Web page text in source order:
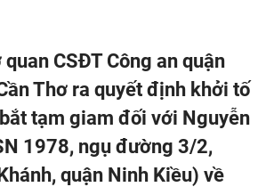
CSĐT Công an quận
Thơ ra quyết định khởi tố
tạm giam đối với Nguyễn
1978, ngụ đường 3/2,
quận Ninh Kiều) về